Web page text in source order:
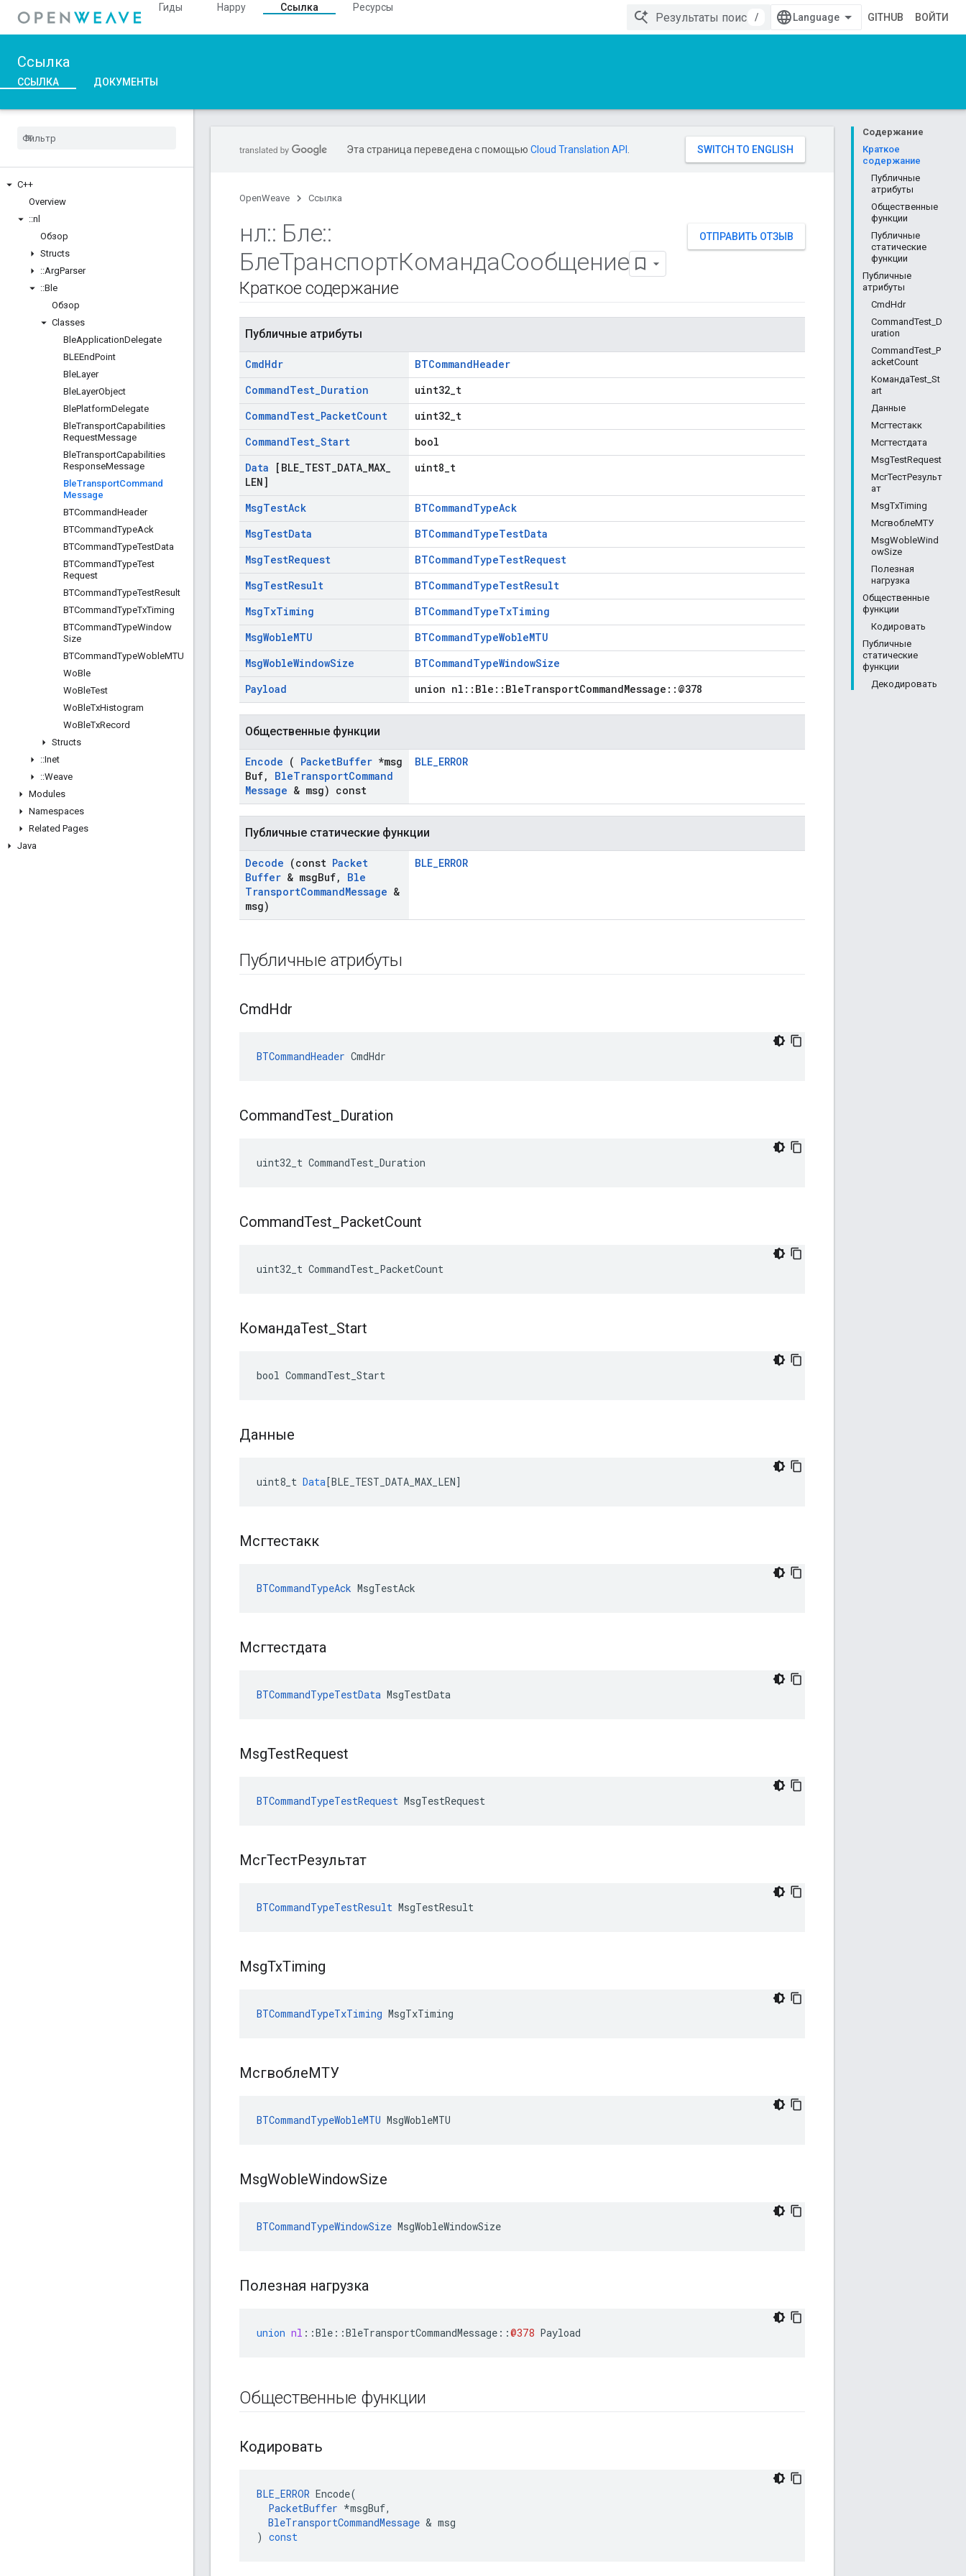
Гиды Happy Ссылка
Ресурсы
/
GITHUB ВОЙТИ
Ссылка
ССЫЛКА ДОКУМЕНТЫ
C++
Overview
::nl
Обзор
Structs
::ArgParser
::Ble
Обзор
Classes
BleApplicationDelegate
BLEEndPoint
BleLayer
BleLayerObject
BlePlatformDelegate
BleTransportCapabilities
RequestMessage
BleTransportCapabilities
ResponseMessage
BleTransportCommand
Message
BTCommandHeader
BTCommandTypeAck
BTCommandTypeTestData
BTCommandTypeTest
Request
BTCommandTypeTestResult
BTCommandTypeTxTiming
BTCommandTypeWindow
Size
BTCommandTypeWobleMTU
WoBle
WoBleTest
WoBleTxHistogram
WoBleTxRecord
Structs
::Inet
::Weave
Modules
Namespaces
Related Pages
Java
Содержание
Краткое
содержание
Публичные
атрибуты
Общественные
функции
Публичные
статические
функции
Публичные
атрибуты
CmdHdr
CommandTest_D
uration
CommandTest_P
acketCount
КомандаTest_St
art
Данные
Мсгтестакк
Мсгтестдата
MsgTestRequest
МсгТестРезульт
ат
MsgTxTiming
МсгвоблеМТУ
MsgWobleWind
owSize
Полезная
нагрузка
Общественные
функции
Кодировать
Публичные
статические
функции
Декодировать
Эта страница переведена с помощью Cloud Translation API
OpenWeave Ссылка
ОТПРАВИТЬ ОТЗЫВ
нл:: Бле::
БлеТранспортКомандаСообщение
Краткое содержание
Публичные атрибуты
CmdHdr
BTCommandHeader
CommandTest_Duration
uint32_t
CommandTest_PacketCount
uint32_t
CommandTest_Start
bool
Data [BLE TEST DATA MAX
LEN]
uint8_t
MsgTestAck
BTCommandTypeAck
MsgTestData
BTCommandTypeTestData
MsgTestRequest
BTCommandTypeTestRequest
MsgTestResult
BTCommandTypeTestResult
MsgTxTiming
BTCommandTypeTxTiming
MsgWobleMTU
BTCommandTypeWobleMTU
MsgWobleWindowSize
BTCommandTypeWindowSize
Payload
union nl::Ble::BleTransportCommandMessage::@378
Общественные функции
Encode ( PacketBuffer *msg
Buf, BleTransportCommand
Message & msg) const
BLE_ERROR
Публичные статические функции
Decode (const Packet
Buffer & msgBuf,
Ble
TransportCommandMessage &
msg)
BLE_ERROR
Публичные атрибуты
CmdHdr
BTCommandHeader CmdHdr
CommandTest Duration
uint32_t CommandTest_Duration
CommandTest PacketCount
uint32_t CommandTest_PacketCount
КомандаTest Start
bool CommandTest_Start
Данные
uint8_t Data[BLE_TEST_DATA_MAX_LEN]
Мсгтестакк
BTCommandTypeAck MsgTestAck
Мсгтестдата
BTCommandTypeTestData MsgTestData
MsgTestRequest
BTCommandTypeTestRequest MsgTestRequest
МсгТестРезультат
BTCommandTypeTestResult MsgTestResult
MsgTxTiming
BTCommandTypeTxTiming MsgTxTiming
МсгвоблеМТУ
BTCommandTypeWobleMTU MsgWobleMTU
MsgWobleWindowSize
BTCommandTypeWindowSize MsgWobleWindowSize
Полезная нагрузка
union nl ::Ble ::BleTransportCommandMessage ::@378 Payload
Общественные функции
Кодировать
BLE_ERROR Encode(
PacketBuffer *msgBuf,
BleTransportCommandMessage & msg
) const